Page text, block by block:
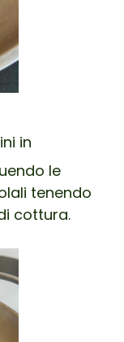
in
le
tenendo
cottura.